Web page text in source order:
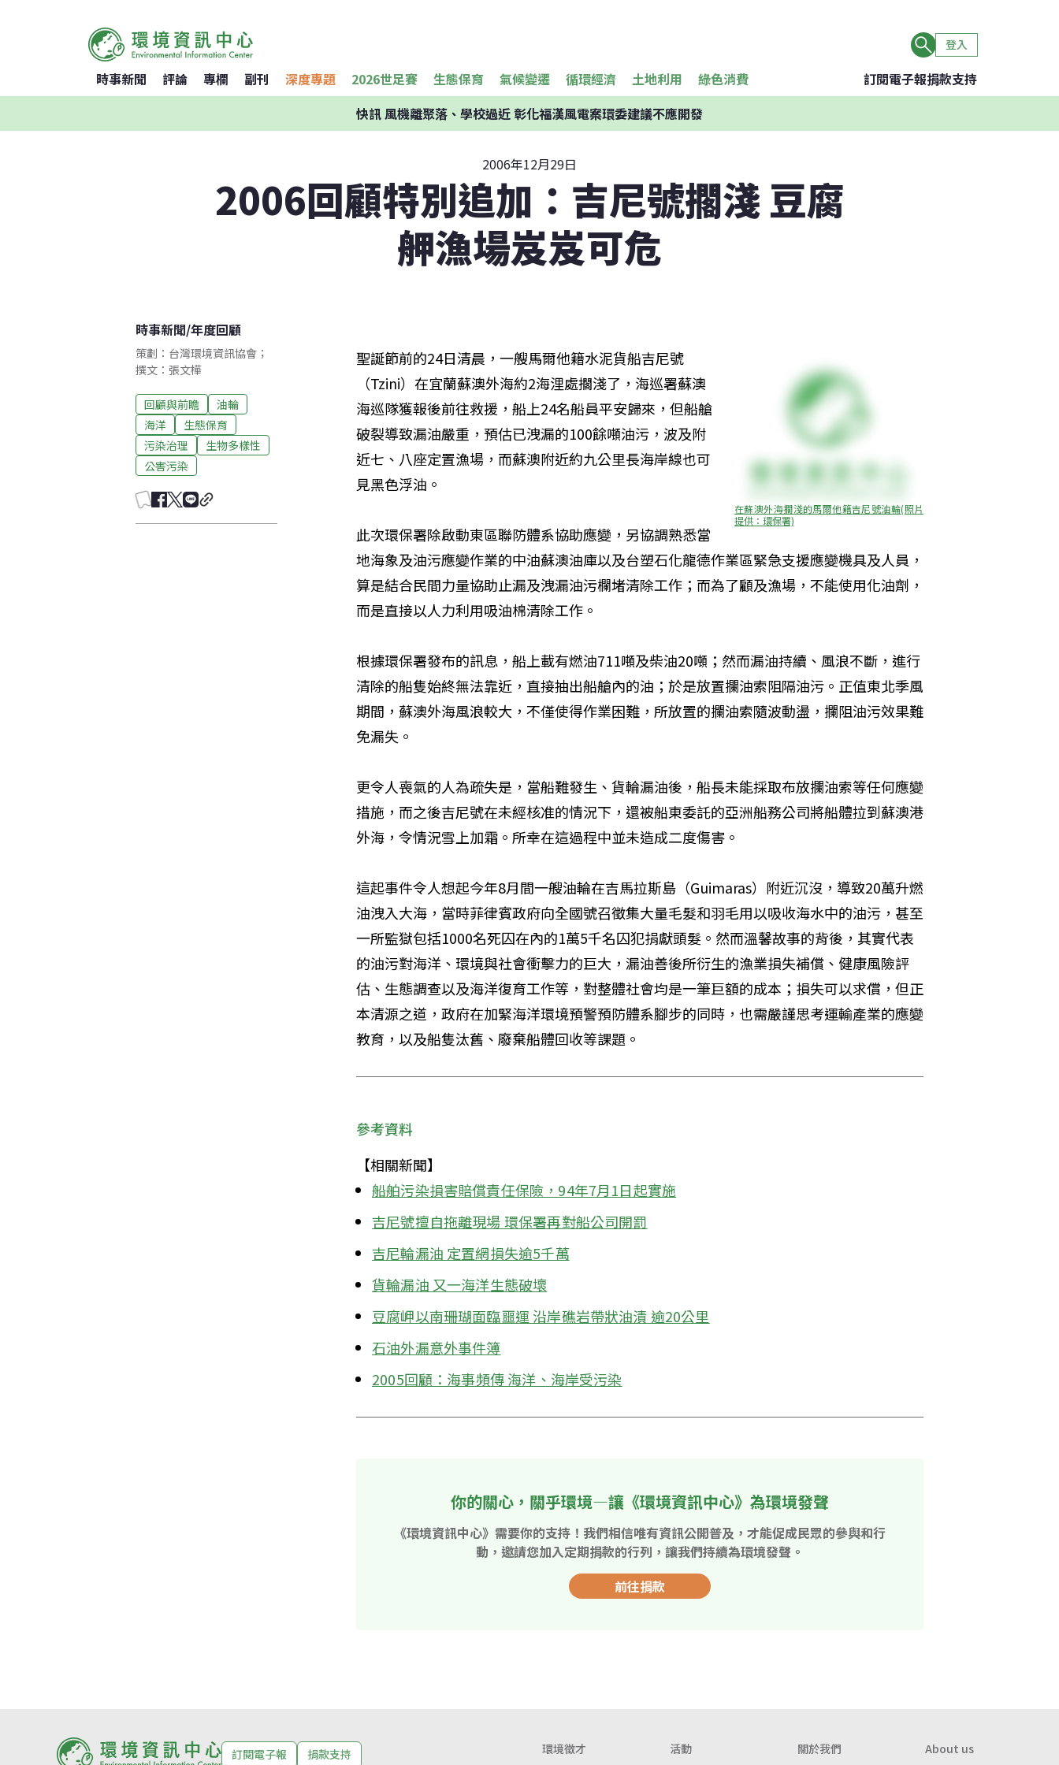
登入
時事新聞 評論 專欄 副刊 深度專題 2026世足賽 生態保育 氣候變遷 循環經濟 土地利用 綠色消費 訂閱電子報捐款支持
快訊風機離聚落、學校過近 彰化福漢風電案環委建議不應開發
2006年12月29日
2006回顧特別追加：吉尼號擱淺 豆腐
舺漁場岌岌可危
時事新聞/年度回顧
策劃：台灣環境資訊協會；
撰文：張文樺
回顧與前瞻
油輪
海洋
生態保育
污染治理
生物多樣性
公害污染
在蘇澳外海擱淺的馬爾他籍吉尼號油輪(照片
提供：環保署)
聖誕節前的24日清晨，一艘馬爾他籍水泥貨船吉尼號
（Tzini）在宜蘭蘇澳外海約2海浬處擱淺了，海巡署蘇澳
海巡隊獲報後前往救援，船上24名船員平安歸來，但船艙
破裂導致漏油嚴重，預估已洩漏的100餘噸油污，波及附
近七、八座定置漁場，而蘇澳附近約九公里長海岸線也可
見黑色浮油。
此次環保署除啟動東區聯防體系協助應變，另協調熟悉當
地海象及油污應變作業的中油蘇澳油庫以及台塑石化龍德作業區緊急支援應變機具及人員，
算是結合民間力量協助止漏及洩漏油污欄堵清除工作；而為了顧及漁場，不能使用化油劑，
而是直接以人力利用吸油棉清除工作。
根據環保署發布的訊息，船上載有燃油711噸及柴油20噸；然而漏油持續、風浪不斷，進行
清除的船隻始終無法靠近，直接抽出船艙內的油；於是放置攔油索阻隔油污。正值東北季風
期間，蘇澳外海風浪較大，不僅使得作業困難，所放置的攔油索隨波動盪，攔阻油污效果難
免漏失。
更令人喪氣的人為疏失是，當船難發生、貨輪漏油後，船長未能採取布放攔油索等任何應變
措施，而之後吉尼號在未經核准的情況下，還被船東委託的亞洲船務公司將船體拉到蘇澳港
外海，令情況雪上加霜。所幸在這過程中並未造成二度傷害。
這起事件令人想起今年8月間一艘油輪在吉馬拉斯島（Guimaras）附近沉沒，導致20萬升燃
油洩入大海，當時菲律賓政府向全國號召徵集大量毛髮和羽毛用以吸收海水中的油污，甚至
一所監獄包括1000名死囚在內的1萬5千名囚犯捐獻頭髮。然而溫馨故事的背後，其實代表
的油污對海洋、環境與社會衝擊力的巨大，漏油善後所衍生的漁業損失補償、健康風險評
估、生態調查以及海洋復育工作等，對整體社會均是一筆巨額的成本；損失可以求償，但正
本清源之道，政府在加緊海洋環境預警預防體系腳步的同時，也需嚴謹思考運輸產業的應變
教育，以及船隻汰舊、廢棄船體回收等課題。
參考資料
【相關新聞】
船舶污染損害賠償責任保險，94年7月1日起實施
吉尼號擅自拖離現場 環保署再對船公司開罰
吉尼輪漏油 定置網損失逾5千萬
貨輪漏油 又一海洋生態破壞
豆腐岬以南珊瑚面臨噩運 沿岸礁岩帶狀油漬 逾20公里
石油外漏意外事件簿
2005回顧：海事頻傳 海洋、海岸受污染
你的關心，關乎環境—讓《環境資訊中心》為環境發聲
《環境資訊中心》需要你的支持！我們相信唯有資訊公開普及，才能促成民眾的參與和行
動，邀請您加入定期捐款的行列，讓我們持續為環境發聲。
前往捐款
訂閱電子報 捐款支持 環境徵才 活動 關於我們
About us